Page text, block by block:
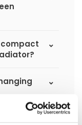
compact